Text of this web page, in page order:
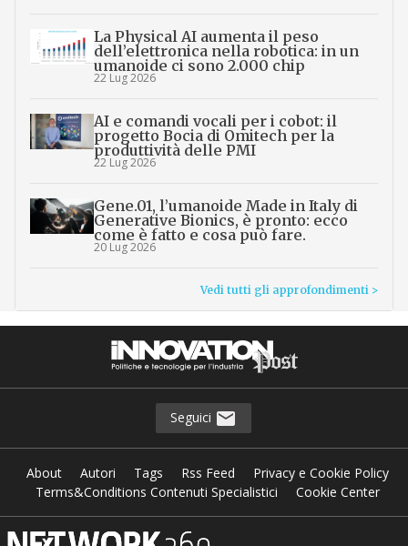
La Physical AI aumenta il peso
dell’elettronica nella robotica: in un
umanoide ci sono 2.000 chip
22 Lug 2026
AI e comandi vocali per i cobot: il
progetto Bocia di Omitech per la
produttività delle PMI
22 Lug 2026
Gene.01, l’umanoide Made in Italy di
Generative Bionics, è pronto: ecco
come è fatto e cosa può fare.
20 Lug 2026
Vedi tutti gli approfondimenti >
Seguici
About Autori Tags Rss Feed
Privacy e Cookie Policy
Terms&Conditions Contenuti Specialistici
Cookie Center